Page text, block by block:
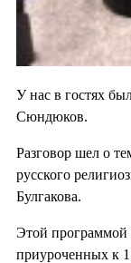
У нас в гостях
Сюндюков.
Разговор шел о
русского
Булгакова.
Этой программой
приуроченных к